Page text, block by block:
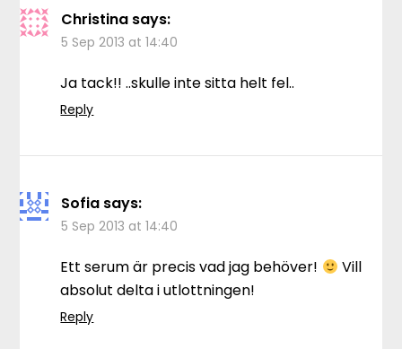
Christina says:
5 Sep 2013 at 14:40
Ja tack!! ..skulle inte sitta helt fel..
Reply
Sofia says:
5 Sep 2013 at 14:40
Ett serum är precis vad jag behöver!
Vill
absolut delta i utlottningen!
Reply